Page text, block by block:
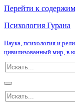
Перейти к
Психология Гурана
Наука, психология и
цивилизованный мир, в
Искать...
Меню
навигации
Искать...